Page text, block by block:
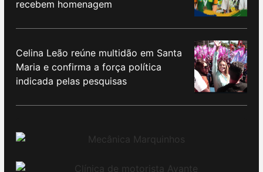
recebem homenagem
Celina Leão reúne multidão em Santa
Maria e confirma a força política
indicada pelas pesquisas